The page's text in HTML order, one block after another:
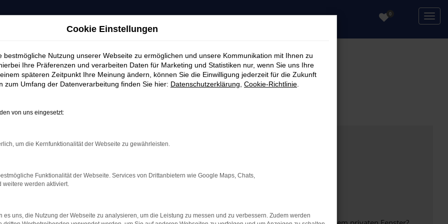
0
Cookie Einstellungen
bestmögliche Nutzung unserer Webseite zu ermöglichen und unsere Kommunikation mit Ihnen zu
Ihre Präferenzen und verarbeiten Daten für Marketing und Statistiken nur, wenn Sie uns Ihre
späteren Zeitpunkt Ihre Meinung ändern, können Sie die Einwilligung jederzeit für die Zukunft
zum Umfang der Datenverarbeitung finden Sie hier: Datenschutzerklärung Cookie-Richtlinie
von uns eingesetzt:
um die Kernfunktionalität der Webseite zu gewährleisten.
Funktionalität der Webseite. Services von Drittanbietern wie Google Maps, Chats,
weitere werden aktiviert.
es uns, die Nutzung der Webseite zu analysieren, um die Leistung zu messen und zu verbessern. Zudem werden